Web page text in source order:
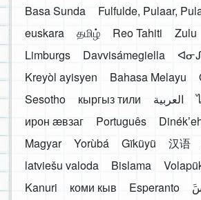
Basa Sunda
Fulfulde, Pulaar,
euskara
தமிழ் Reo Tahiti Zulu
Limburgs
Davvisámegiella
Kreyòl ayisyen
Bahasa Melayu
Sesotho
кыргыз тили العربية
ирон æвзаг
Português
Magyar
Yorùbá Gĩkũyũ 汉语
latviešu valoda
Bislama
Kanuri
коми кыв Esperanto